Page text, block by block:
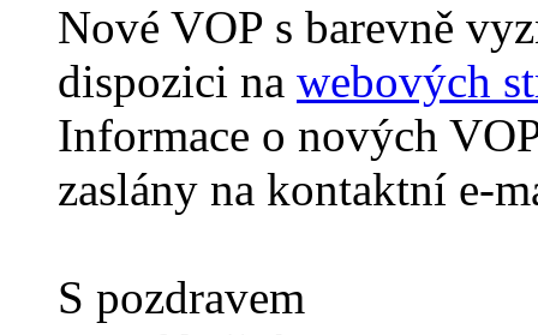
Nové VOP s barevně
dispozici na webových
Informace o nových
zaslány na kontaktní e-
S pozdravem